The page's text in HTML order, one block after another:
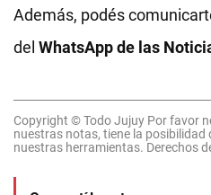
Además, podés
del WhatsApp de las
Copyright © Todo Jujuy Por favor
nuestras notas, tiene la
nuestras herramientas. Derechos